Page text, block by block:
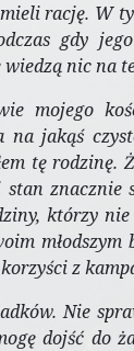
rację. W
gdy
nic na
mojego
jakąś
tę
którzy
z
Nie
dojść do